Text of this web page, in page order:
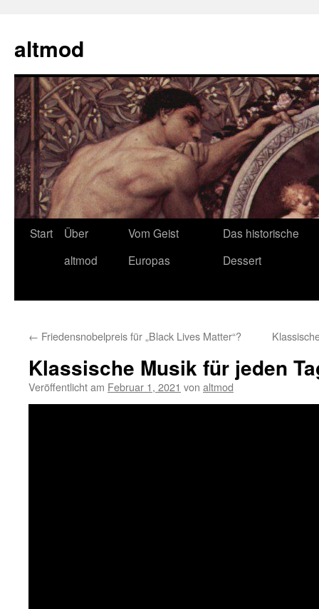
springen
altmod
Start
Über
altmod
Vom Geist
Europas
Das historische
Dessert
← Friedensnobelpreis für „Black Lives Matter“?
Klassische Musik für jeden
Veröffentlicht am Februar 1, 2021 von altmod